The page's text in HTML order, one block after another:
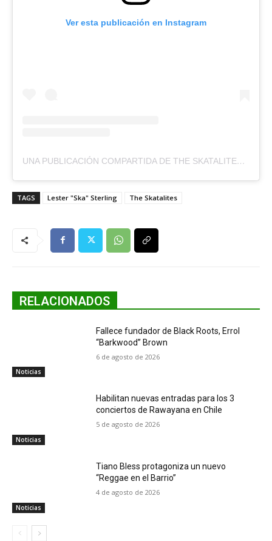
Ver esta publicación en Instagram
UNA PUBLICACIÓN COMPARTIDA DE THE SKATALITES (@SKATALITES)
TAGS Lester "Ska" Sterling The Skatalites
RELACIONADOS
Noticias
Fallece fundador de Black Roots, Errol
“Barkwood” Brown
6 de agosto de 2026
Noticias
Habilitan nuevas entradas para los 3
conciertos de Rawayana en Chile
5 de agosto de 2026
Noticias
Tiano Bless protagoniza un nuevo
“Reggae en el Barrio”
4 de agosto de 2026